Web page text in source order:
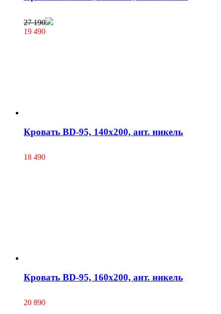
27 190
19 490
Кровать BD-95, 140х200, ант. никель
18 490
Кровать BD-95, 160х200, ант. никель
20 890